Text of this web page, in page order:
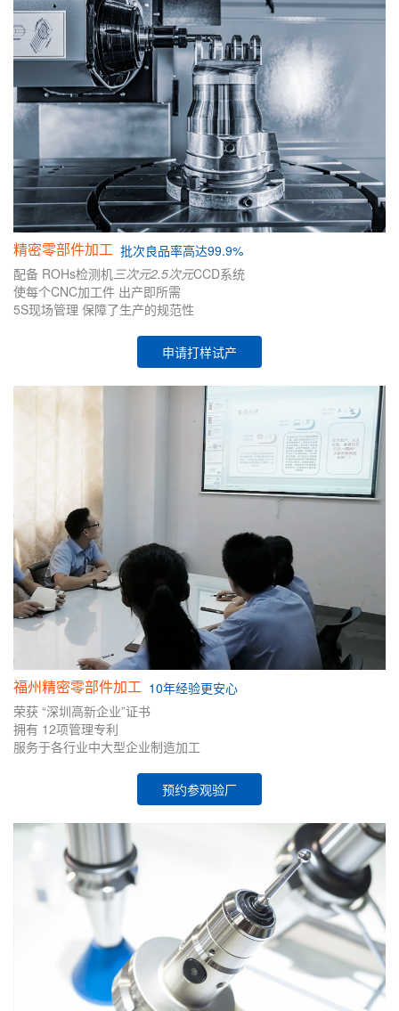
精密零部件加工 批次良品率高达99.9%
配备 ROHs检测机三次元2.5次元CCD系统
使每个CNC加工件 出产即所需
5S现场管理 保障了生产的规范性
申请打样试产
福州精密零部件加工 10年经验更安心
荣获 “深圳高新企业”证书
拥有 12项管理专利
服务于各行业中大型企业制造加工
预约参观验厂